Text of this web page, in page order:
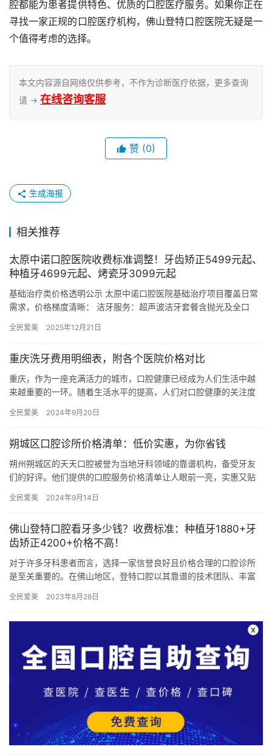
腔都能为患者提供特色、优质的口腔医疗服务。如果你正在
寻找一家正规的口腔医疗机构，佛山登特口腔医院无疑是一
个值得考虑的选择。
本文内容源自网络仅供参考，不作为诊断医疗依据，更多查询
请 → 在线咨询客服
赞 (0)
生成海报
相关推荐
太原中诺口腔医院收费标准调整！牙齿矫正5499元起、
种植牙4699元起、烤瓷牙3099元起
基础治疗类价格透明公示 太原中诺口腔医院基础治疗项目覆盖日常
需求，价格梯度清晰： 洁牙服务：超声波洁牙套餐含抛光及全口
全民爱美 2025年12月21日
重庆洗牙费用明细表，附各个医院价格对比
重庆，作为一座充满活力的城市，口腔健康已经成为人们生活中越
来越重要的一环。随着生活水平的提高，人们对口腔健康的关注度
表及各…
全民爱美 2024年9月20日
朔城区口腔诊所价格清单：低价实惠，为你省钱
朔州朔城区的天天口腔被誉为当地牙科领域的靠谱机构，备受牙友
们的好评。他们提供的口腔服务价格清单让人眼前一亮，实惠又贴
个人看…
全民爱美 2024年9月14日
佛山登特口腔看牙多少钱？收费标准：种植牙1880+牙
齿矫正4200+价格不高！
对于许多牙科患者而言，选择一家信誉良好且价格合理的口腔诊所
是至关重要的。在佛山地区，登特口腔以其靠谱的技术团队、丰富
费标…
全民爱美 2023年8月28日